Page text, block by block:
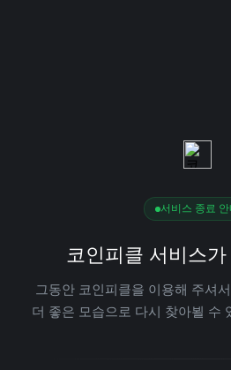
서비스 종료 안
코인피클 서비스
그동안 코인피클을 이용해 주셔
더 좋은 모습으로 다시 찾아뵐 수